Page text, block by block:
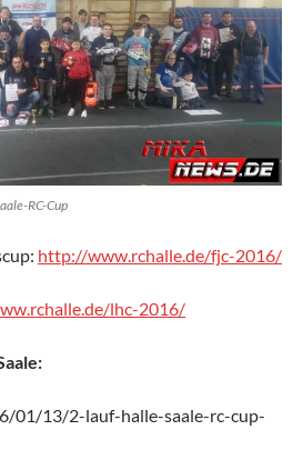
RC-Cup
http://www.rchalle.de/fjc-2016/
lhc-2016/
01/13/2-lauf-halle-saale-rc-cup-